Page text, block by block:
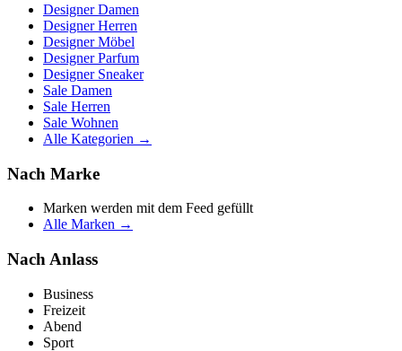
Designer Damen
Designer Herren
Designer Möbel
Designer Parfum
Designer Sneaker
Sale Damen
Sale Herren
Sale Wohnen
Alle Kategorien →
Nach Marke
Marken werden mit dem Feed gefüllt
Alle Marken →
Nach Anlass
Business
Freizeit
Abend
Sport